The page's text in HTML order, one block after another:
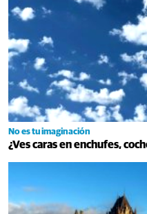
No es tu imaginación
¿Ves caras en enchufes,